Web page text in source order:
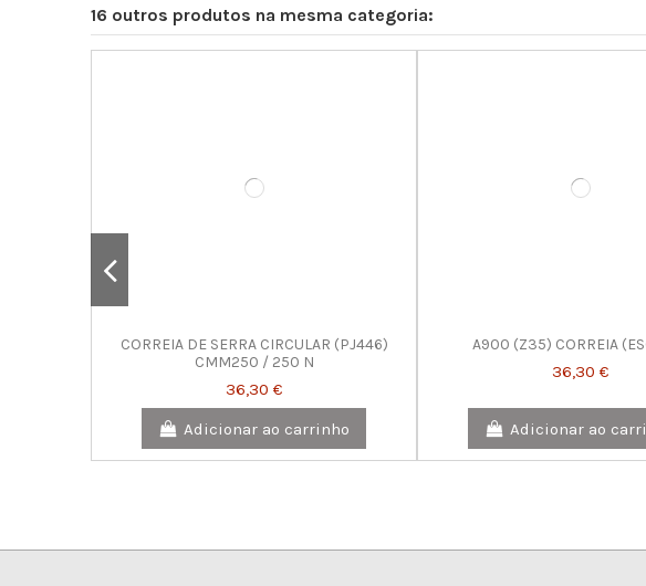
16 outros produtos na mesma categoria:
CORREIA DE SERRA CIRCULAR (PJ446)
CMM250 / 250 N
36,30 €
Adicionar ao carrinho
A900 (Z35) CORREIA
36,30 €
Adicionar ao